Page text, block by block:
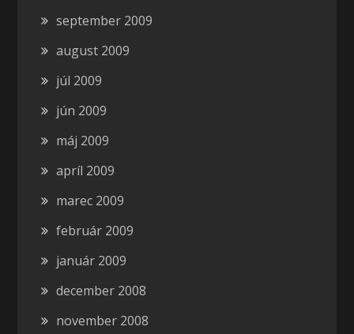
september 2009
august 2009
júl 2009
jún 2009
máj 2009
apríl 2009
marec 2009
február 2009
január 2009
december 2008
november 2008